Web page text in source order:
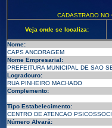
CADASTRADO
Veja onde se localiza:
Nome:
CAPS ANCORAGEM
Nome Empresarial:
PREFEITURA MUNICIPAL DE SAO
Logradouro:
RUA PINHEIRO MACHADO
Complemento:
Tipo Estabelecimento:
CENTRO DE ATENCAO
Número Alvará: